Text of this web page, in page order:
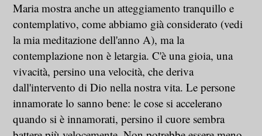
Maria mostra anche un atteggiamento tranquillo e
contemplativo, come abbiamo già considerato (vedi
la mia meditazione dell'anno A), ma la
contemplazione non è letargia. C'è una gioia, una
vivacità, persino una velocità, che deriva
dall'intervento di Dio nella nostra vita. Le persone
innamorate lo sanno bene: le cose si accelerano
quando si è innamorati, persino il cuore sembra